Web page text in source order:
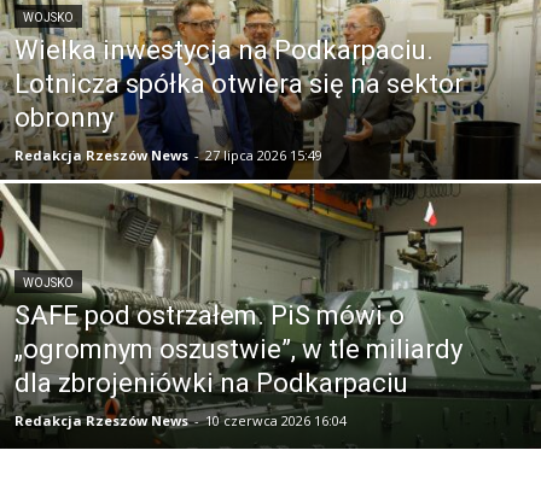
WOJSKO
Wielka inwestycja na Podkarpaciu.
Lotnicza spółka otwiera się na sektor
obronny
Redakcja Rzeszów News - 27 lipca 2026 15:49
WOJSKO
SAFE pod ostrzałem. PiS mówi o
„ogromnym oszustwie”, w tle miliardy
dla zbrojeniówki na Podkarpaciu
Redakcja Rzeszów News - 10 czerwca 2026 16:04